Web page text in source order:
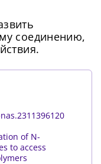
соединению,
of N-
to access